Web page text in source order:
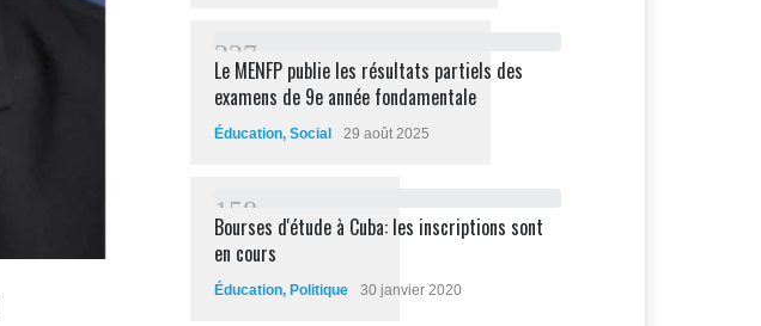
227
Le MENFP publie les résultats partiels des
examens de 9e année fondamentale
Éducation, Social 29 août 2025
1 58
Bourses d'étude à Cuba: les inscriptions sont
en cours
Éducation, Politique 30 janvier 2020